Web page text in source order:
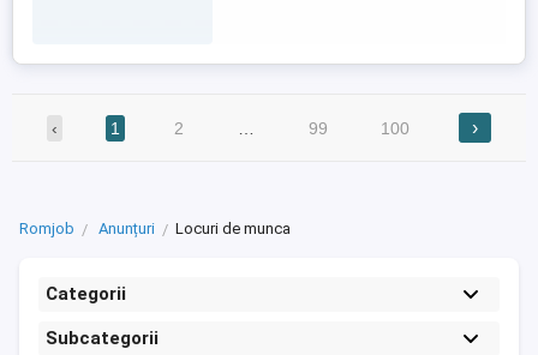
‹ 1 2 99 100 ›
Romjob Anunțuri Locuri de munca
Categorii
Subcategorii